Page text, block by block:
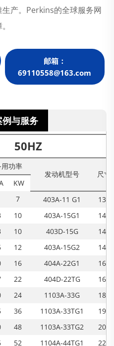
产。Perkins的全球服务网
邮箱：
69110558@163.com
例与服务
50HZ
功率
发动机型号
尺
KW
7 403A-11 G1
10 403A-15G1
10 403D-15G
12 403A-15G2
16 404A-22G1
22 404D-22TG
24 1103A-33G
36 1103A-33TG1
48 1103A-33TG2
52 1104A-44TG1